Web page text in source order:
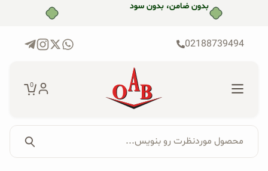
بدون ضامن، بدون سود
02188739494
0
جستجو...
محصول موردنظرت رو بنویس...